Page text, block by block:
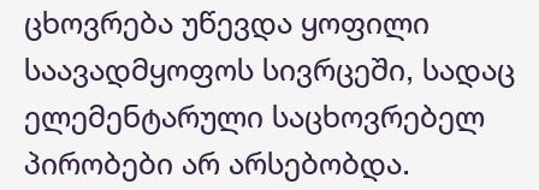
ცხოვრება უწევდა ყოფილი
საავადმყოფოს სივრცეში, სადაც
ელემენტარული საცხოვრებელ
პირობები არ არსებობდა.